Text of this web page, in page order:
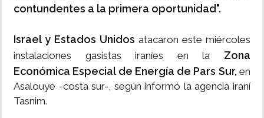
contundentes a la primera oportunidad".
Israel y Estados Unidos atacaron este miércoles
instalaciones gasistas iraníes en la Zona
Económica Especial de Energía de Pars Sur, en
Asalouye -costa sur-, según informó la agencia iraní
Tasnim.